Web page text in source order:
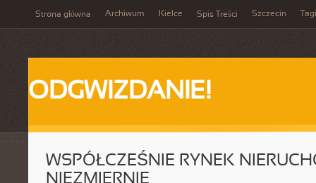
Strona główna Archiwum Kielce Spis Treści Szczecin Tagi
ODGWIZDANIE!
WSPÓŁCZEŚNIE RYNEK
NIEZMIERNIE